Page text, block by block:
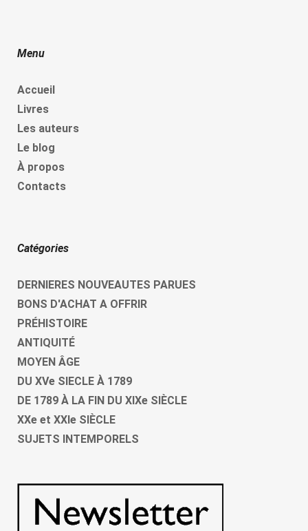
Menu
Accueil
Livres
Les auteurs
Le blog
À propos
Contacts
Catégories
DERNIERES NOUVEAUTES PARUES
BONS D'ACHAT A OFFRIR
PRÉHISTOIRE
ANTIQUITÉ
MOYEN ÂGE
DU XVe SIECLE À 1789
DE 1789 À LA FIN DU XIXe SIÈCLE
XXe et XXIe SIÈCLE
SUJETS INTEMPORELS